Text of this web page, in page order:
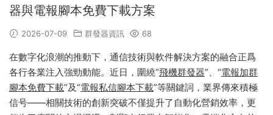
器與電報腳本免費下載方案
2026-07-09 群發器資訊 68
在數字化浪潮的推動下，通信技術與軟件解決方案的融合正爲
各行各業注入強勁動能。近日，圍繞“飛機群發器”、“電報加群
腳本免費下載”及“電報私信腳本下載”等關鍵詞，業界傳來積極
信号——相關技術的創新突破不僅提升了自動化營銷效率，更